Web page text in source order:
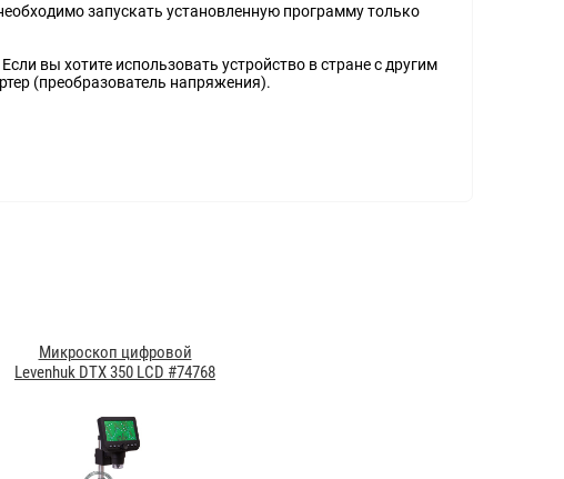
запускать установленную программу только
вы хотите использовать устройство в стране с другим
(преобразователь напряжения).
Микроскоп цифровой
Levenhuk DTX 350 LCD #74768